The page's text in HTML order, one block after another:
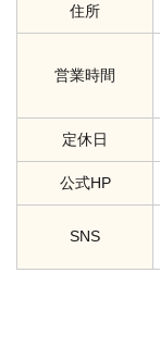
住所
営業時間
定休日
公式HP
SNS